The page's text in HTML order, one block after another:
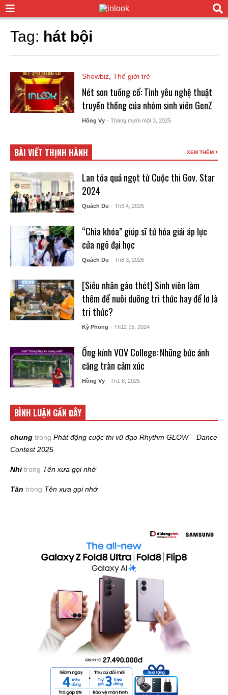
Tag: hát bội
Showbiz, Thế giới trẻ
Nét son tuồng cổ: Tình yêu nghệ thuật
truyền thống của nhóm sinh viên GenZ
Hồng Vy - Tháng mười một 3, 2025
BÀI VIẾT THỊNH HÀNH XEM THÊM
Lan tỏa quả ngọt từ Cuộc thi Gov. Star
2024
Quách Du - Th3 4, 2025
“Chìa khóa” giúp sĩ tử hóa giải áp lực
cửa ngõ đại học
Quách Du - Th8 3, 2026
[Siêu nhân gào thét] Sinh viên làm
thêm để nuôi dưỡng tri thức hay để lơ là
tri thức?
Kỳ Phong - Th12 15, 2024
Ống kính VOV College: Những bức ảnh
căng tràn cảm xúc
Hồng Vy - Th1 8, 2025
BÌNH LUẬN GẦN ĐÂY
chung trong Phát động cuộc thi vũ đạo Rhythm GLOW – Dance
Contest 2025
Nhi trong Tên xưa gọi nhớ
Tân trong Tên xưa gọi nhớ